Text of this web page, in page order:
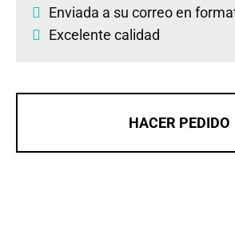
Enviada a su correo en
Excelente calidad
HACER PEDIDO